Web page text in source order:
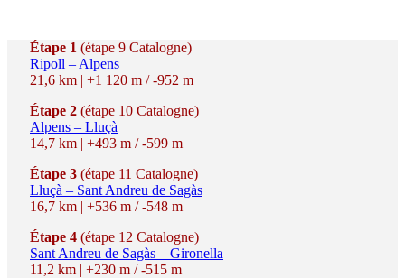
Étape 1 (étape 9 Catalogne)
Ripoll – Alpens
21,6 km | +1 120 m / -952 m
Étape 2 (étape 10 Catalogne)
Alpens – Lluçà
14,7 km | +493 m / -599 m
Étape 3 (étape 11 Catalogne)
Lluçà – Sant Andreu de Sagàs
16,7 km | +536 m / -548 m
Étape 4 (étape 12 Catalogne)
Sant Andreu de Sagàs – Gironella
11,2 km | +230 m / -515 m